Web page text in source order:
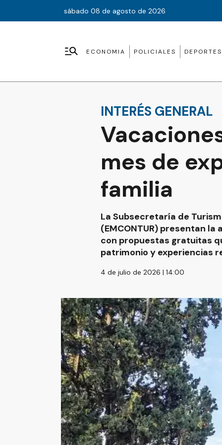
sábado 08 de agosto de 2026
ECONOMIA POLICIALES DEPORTES
INTERÉS GENERAL
mes de
familia
La Subsecretaría de
(EMCONTUR) presentan
con propuestas gratuitas
patrimonio y experiencias
4 de julio de 2026 | 14:00